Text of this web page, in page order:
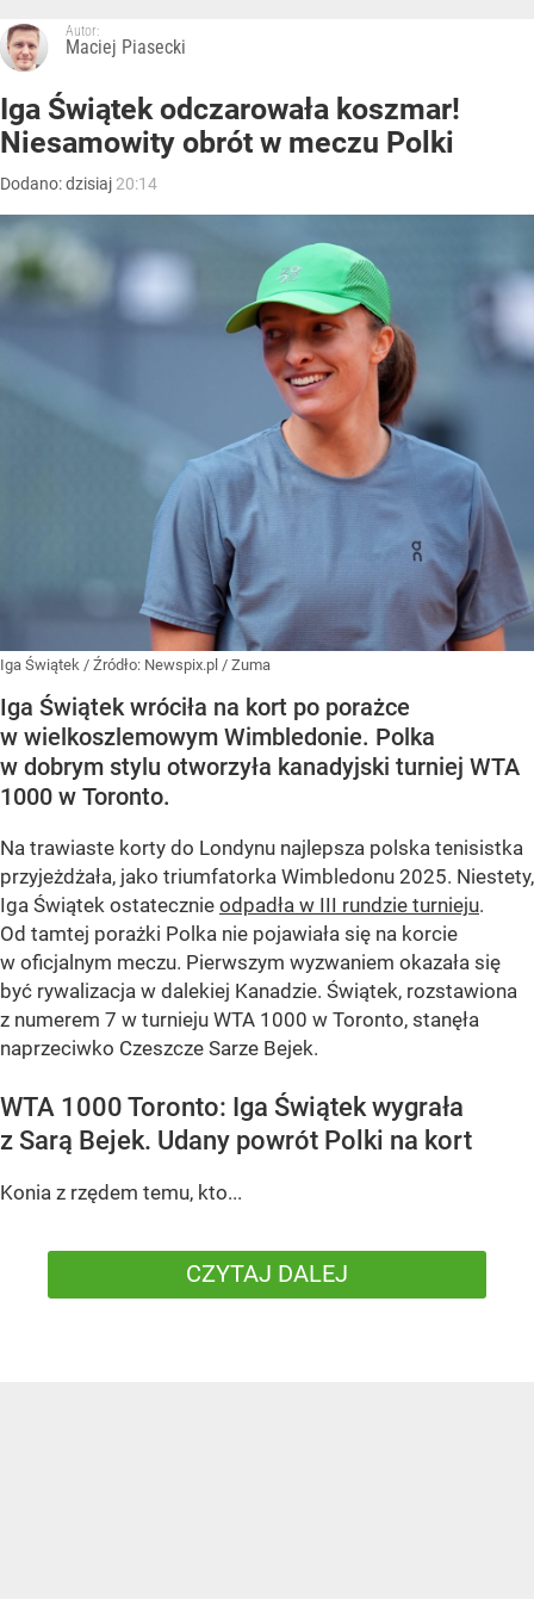
Autor:
Maciej Piasecki
Iga Świątek odczarowała koszmar!
Niesamowity obrót w meczu Polki
Dodano:dzisiaj 20:14
Iga Świątek / Źródło: Newspix.pl / Zuma
Iga Świątek wróciła na kort po porażce
w wielkoszlemowym Wimbledonie. Polka
w dobrym stylu otworzyła kanadyjski turniej WTA
1000 w Toronto.
Na trawiaste korty do Londynu najlepsza polska tenisistka
przyjeżdżała, jako triumfatorka Wimbledonu 2025. Niestety,
Iga Świątek ostatecznie odpadła w III rundzie turnieju.
Od tamtej porażki Polka nie pojawiała się na korcie
w oficjalnym meczu. Pierwszym wyzwaniem okazała się
być rywalizacja w dalekiej Kanadzie. Świątek, rozstawiona
z numerem 7 w turnieju WTA 1000 w Toronto, stanęła
naprzeciwko Czeszcze Sarze Bejek.
WTA 1000 Toronto: Iga Świątek wygrała
z Sarą Bejek. Udany powrót Polki na kort
Konia z rzędem temu, kto...
CZYTAJ DALEJ